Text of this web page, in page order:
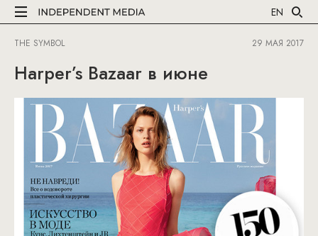
EN
THE SYMBOL 29 МАЯ 2017
Harper’s Bazaar в июне